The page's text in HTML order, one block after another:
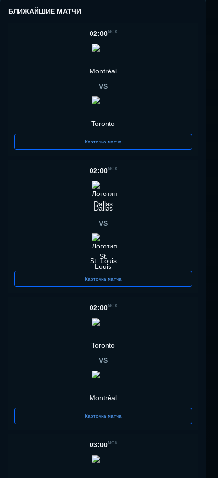
БЛИЖАЙШИЕ МАТЧИ
02:00МСК
Montréal
VS
Toronto
Карточка матча
02:00МСК
Dallas
VS
St. Louis
Карточка матча
02:00МСК
Toronto
VS
Montréal
Карточка матча
03:00МСК